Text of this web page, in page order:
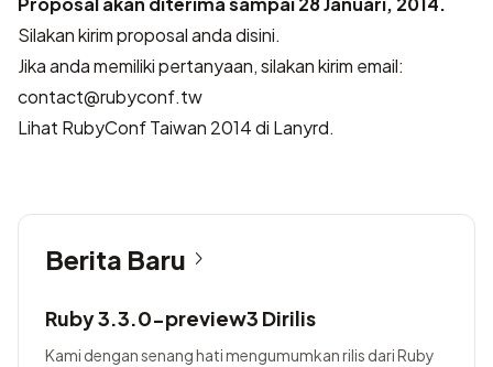
Silakan kirim proposal anda disini.
Jika anda memiliki pertanyaan, silakan kirim email:
contact@rubyconf.tw
Lihat RubyConf Taiwan 2014 di Lanyrd.
Berita Baru
Ruby 3.3.0-preview3 Dirilis
Kami dengan senang hati mengumumkan rilis dari Ruby